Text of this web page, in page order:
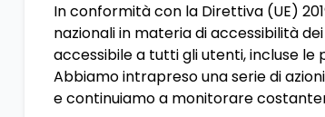
In conformità con la Direttiva (UE)
nazionali in materia di accessibilità
accessibile a tutti gli utenti, incluse le
Abbiamo intrapreso una serie di
e continuiamo a monitorare